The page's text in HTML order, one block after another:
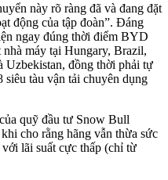
này rõ ràng đã và đang đặt
động của tập đoàn”. Đáng
ngay đúng thời điểm BYD
máy tại Hungary, Brazil,
đồng thời phải tự
siêu tàu vận tải chuyên dụng
quỹ đầu tư Snow Bull
cho rằng hãng vẫn thừa sức
lãi suất cực thấp (chỉ từ